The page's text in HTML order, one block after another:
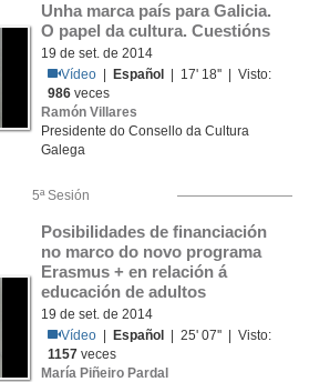
Unha marca país para Galicia.
O papel da cultura. Cuestións
19 de set. de 2014
Vídeo
Español
| 17' 18'' | Visto:
986 veces
Ramón Villares
Presidente do Consello da Cultura
Galega
5ª Sesión
Posibilidades de financiación
no marco do novo programa
Erasmus + en relación á
educación de adultos
19 de set. de 2014
Vídeo
Español
| 25' 07'' | Visto:
1157 veces
María Piñeiro Pardal